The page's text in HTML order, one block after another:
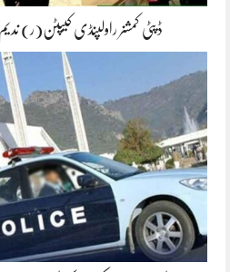
ڈپٹی کمشنر راولپنڈی کیپٹن(ر)